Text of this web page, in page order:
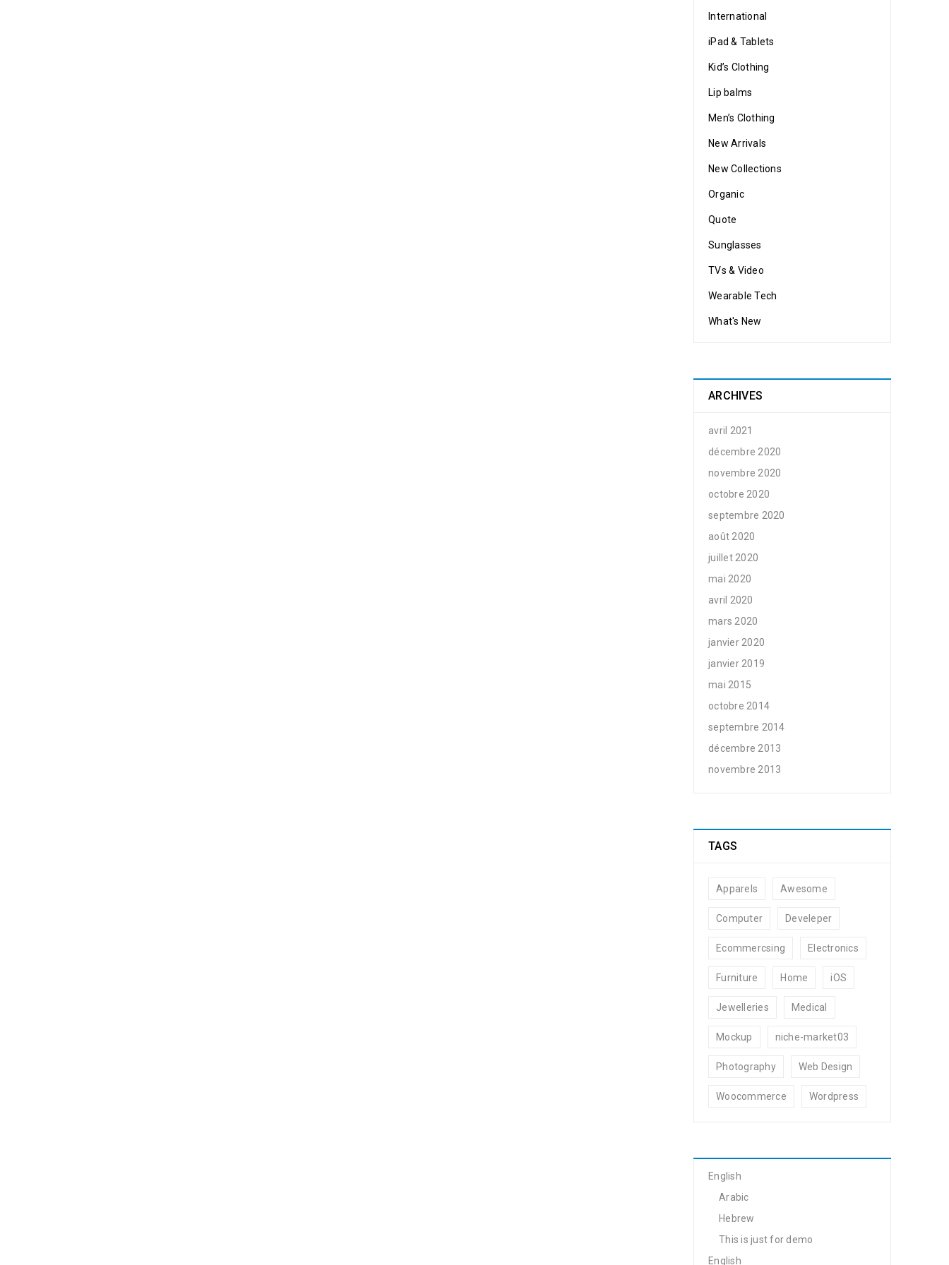
International
iPad & Tablets
Kid’s Clothing
Lip balms
Men’s Clothing
New Arrivals
New Collections
Organic
Quote
Sunglasses
TVs & Video
Wearable Tech
What's New
ARCHIVES
avril 2021
décembre 2020
novembre 2020
octobre 2020
septembre 2020
août 2020
juillet 2020
mai 2020
avril 2020
mars 2020
janvier 2020
janvier 2019
mai 2015
octobre 2014
septembre 2014
décembre 2013
novembre 2013
TAGS
Apparels Awesome
Computer Develeper
Ecommercsing Electronics
Furniture Home iOS
Jewelleries Medical
Mockup niche-market03
Photography Web Design
Woocommerce Wordpress
English
Arabic
Hebrew
This is just for demo
English